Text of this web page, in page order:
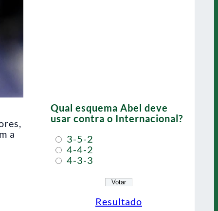
a
Qual esquema Abel deve
usar contra o Internacional?
3-5-2
4-4-2
4-3-3
Resultado